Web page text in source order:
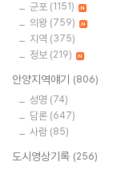
군포 (1151)
의왕 (759)
지역 (375)
정보 (219)
안양지역얘기 (806)
성명 (74)
담론 (647)
사람 (85)
도시영상기록 (256)